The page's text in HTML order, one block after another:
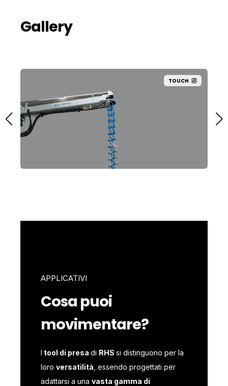
Gallery
TOUCH
APPLICATIVI
Cosa puoi
movimentare?
I tool di presa di RHS si distinguono per la
loro versatilità , essendo progettati per
adattarsi a una vasta gamma di